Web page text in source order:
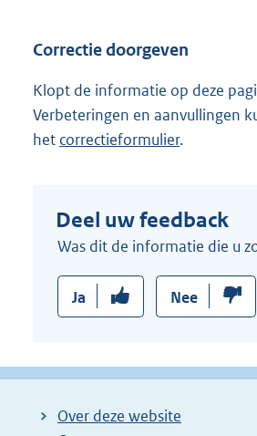
:
Correctie doorgeven
Klopt de informatie op deze
Verbeteringen en aanvullingen
het correctieformulier.
Deel uw feedback
Was dit de informatie die u
Ja Nee
Over deze website